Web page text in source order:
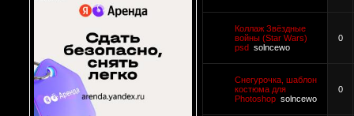
Коллаж Звёздные
войны (Star Wars)
psd solncewo
0
Снегурочка, шаблон
костюма для
Photoshop solncewo
0